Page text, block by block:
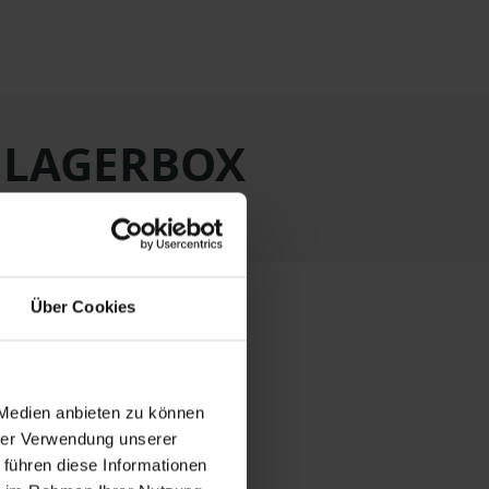
Über Cookies
anbieten zu können
Verwendung unserer
diese Informationen